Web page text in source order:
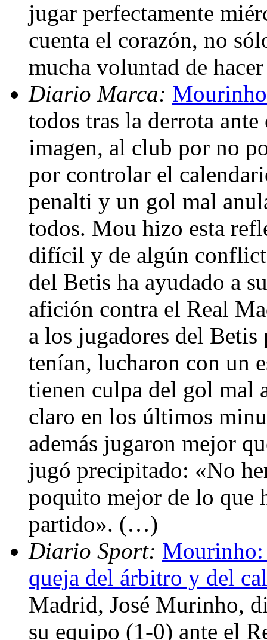
jugar perfectamente
cuenta el corazón, no
mucha voluntad de
Diario Marca:
todos tras la derrota
imagen, al club por no
por controlar el
penalti y un gol mal
todos. Mou hizo esta
difícil y de algún
del Betis ha ayudado a
afición contra el Real
a los jugadores del
tenían, lucharon con un
tienen culpa del gol mal
claro en los últimos
además jugaron mejor
jugó precipitado: «No
poquito mejor de lo que
partido». (…)
Diario Sport:
queja del árbitro y del
Madrid, José Murinho,
su equipo (1-0) ante el